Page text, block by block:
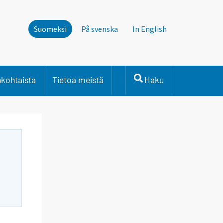
Suomeksi På svenska In English
Tietoa meistä Haku